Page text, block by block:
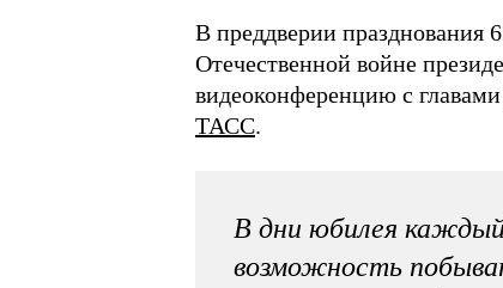
В преддверии
Отечественной войне
видеоконференцию с
ТАСС.
В дни юбилея
возможность